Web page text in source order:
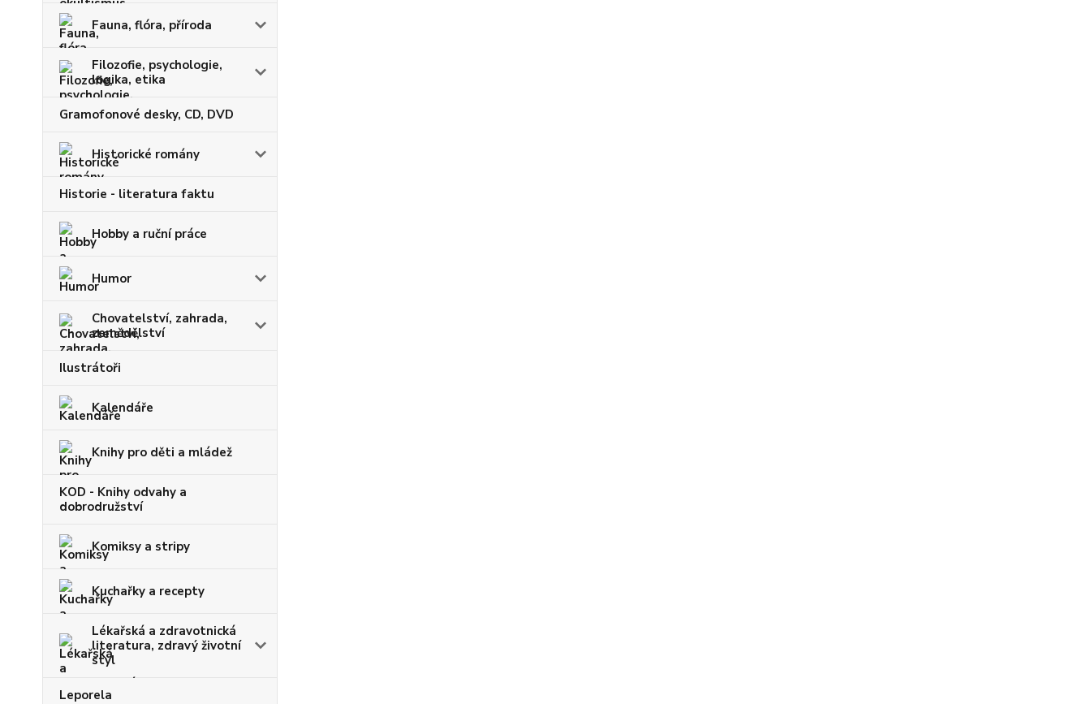
Fauna, flóra, příroda
Filozofie, psychologie,
logika, etika
Gramofonové desky, CD, DVD
Historické romány
Historie - literatura faktu
Hobby a ruční práce
Humor
Chovatelství, zahrada,
zemědělství
Ilustrátoři
Kalendáře
Knihy pro děti a mládež
KOD - Knihy odvahy a
dobrodružství
Komiksy a stripy
Kuchařky a recepty
Lékařská a zdravotnická
literatura, zdravý životní
styl
Leporela